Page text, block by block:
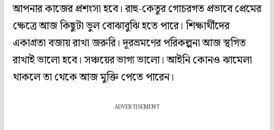
আপনার কাজের প্রশংসা হবে। রাহু-কেতুর গোচরগত প্রভাবে প্রেমের
ক্ষেত্রে আজ কিছুটা ভুল বোঝাবুঝি হতে পারে। শিক্ষার্থীদের
একাগ্রতা বজায় রাখা জরুরি। দূরভ্রমণের পরিকল্পনা আজ স্থগিত
রাখাই ভালো হবে। সঞ্চয়ের ভাগ্য ভালো। আইনি কোনও ঝামেলা
থাকলে তা থেকে আজ মুক্তি পেতে পারেন।
ADVERTISEMENT